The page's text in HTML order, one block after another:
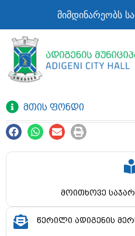
მიმდინარეობს
მთის ფონდი
მოითხოვე
წერილი ადიგენის